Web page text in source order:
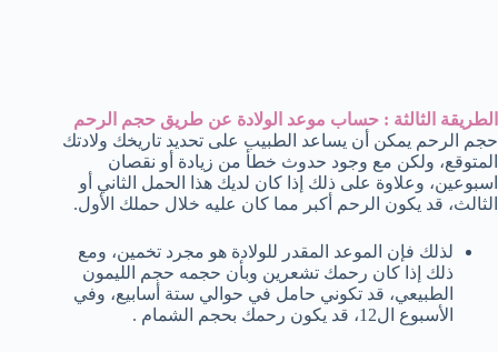
الطريقة الثالثة : حساب موعد الولادة عن طريق حجم الرحم
حجم الرحم يمكن أن يساعد الطبيب على تحديد تاريخك ولادتك
المتوقع، ولكن مع وجود حدوث خطأ من زيادة أو نقصان
اسبوعين، وعلاوة على ذلك إذا كان لديك هذا الحمل الثاني أو
الثالث، قد يكون الرحم أكبر مما كان عليه خلال حملك الأول.
لذلك فإن الموعد المقدر للولادة هو مجرد تخمين، ومع
ذلك إذا كان رحمك تشعرين وبأن حجمه حجم الليمون
الطبيعي، قد تكوني حامل في حوالي ستة أسابيع، وفي
الأسبوع ال12، قد يكون رحمك بحجم الشمام .